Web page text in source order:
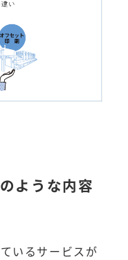
ような内容
いるサービスが